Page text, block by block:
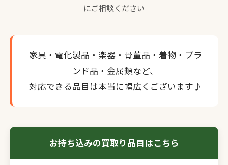
にご相談ください
家具・電化製品・楽器・骨董品・着物・ブラ
ンド品・金属類など、
対応できる品目は本当に幅広くございます♪
お持ち込みの買取り品目はこちら